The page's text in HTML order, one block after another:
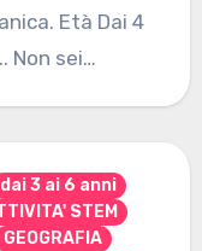
Età Dai 4
Non sei…
dai 3 ai 6 anni
STEM
GEOGRAFIA